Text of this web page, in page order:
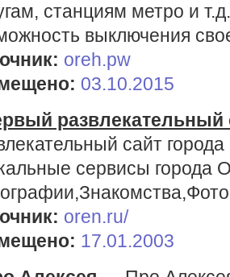
станциям метро и
выключения
oreh.pw
03.10.2015
развлекательный
сайт
сервисы города
oren.ru/
17.01.2003